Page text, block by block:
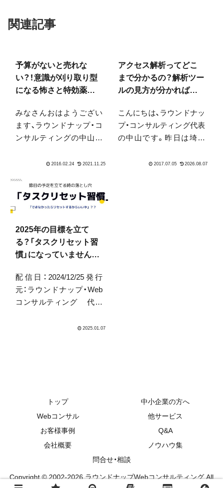
関連記事
予算がないと売れな
い？！意識が刈り取り型
になる怖さと特効薬と
行うべきこと
みなさんおはようござい
ます、ラウンドナップ・コ
ンサルティングの中山で
す。私の場合は、眼やくし
粘膜にも来ます。口の中
も痛く、手指もささくれて
ないものでしょうか…。
来年は減感作療...
アクセス解析ってどこ
まで分かるの？解析ツー
ルの見方が分かれば一
こんにちは、ラウンドナッ
プ・コンサルティング代表
の中山です。昨日は埼玉
一瞬来ました。前も同じ
2025年の目標を立て
る？「タスクリセット習
慣」になっていません
配信日：2024/12/25発行
元：ラウンドナップ・Web
コンサルティング 代表
2024年も1週間で終わりで
トップ
中小企業の方へ
Webコンサル
他サービス
お客様事例
Q&A
会社概要
ノウハウ集
問合せ・相談
Copyright © 2002-2026 ラウンドナップWebコンサルティング All